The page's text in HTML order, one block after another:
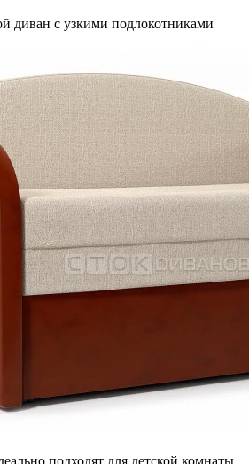
диван с узкими подлокотниками